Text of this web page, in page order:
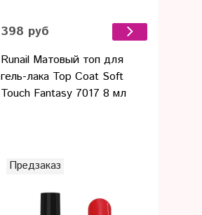
398 руб
Runail Матовый топ для
гель-лака Top Сoat Soft
Touch Fantasy 7017 8 мл
Предзаказ